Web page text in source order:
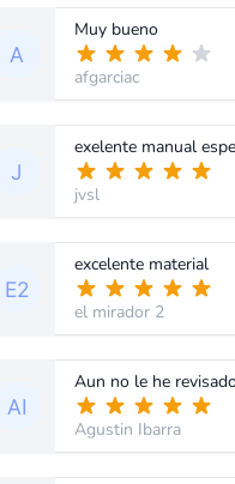
Muy bueno
afgarciac
exelente manual
jvsl
excelente material
el mirador 2
Aun no le he
Agustin Ibarra